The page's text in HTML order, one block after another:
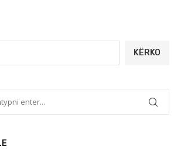
KËRKO